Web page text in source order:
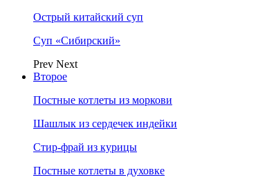
Острый китайский суп
Суп «Сибирский»
Prev Next
Второе
Постные котлеты из моркови
Шашлык из сердечек индейки
Стир-фрай из курицы
Постные котлеты в духовке